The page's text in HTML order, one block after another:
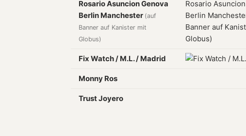
Rosario Asuncion Genova
Berlin Manchester (auf
Banner auf Kanister mit
Globus)
Fix Watch / M.L. / Madrid
Monny Ros
Trust Joyero